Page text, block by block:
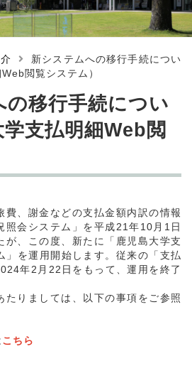
新システムへの移行手続につい
閲覧システム）
の移行手続につい
支払明細Web閲
、謝金などの支払金額内訳の情報
照会システム」を平成21年10月1日
が、この度、新たに「鹿児島大学支
」を運用開始します。従来の「支払
年2月22日をもって、運用を終了
りましては、以下の事項をご参照
こちら